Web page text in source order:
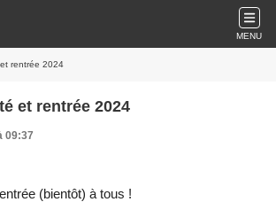
MENU
rentrée 2024
et rentrée 2024
09:37
(bientôt) à tous !